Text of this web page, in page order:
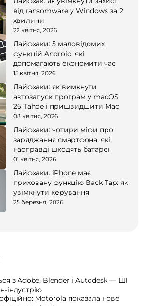
від ransomware у Windows за 2
хвилини
22 квітня, 2026
Лайфхаки: 5 маловідомих
функцій Android, які
допомагають економити час
15 квітня, 2026
Лайфхаки: як вимкнути
автозапуск програм у macOS
26 Tahoe і пришвидшити Mac
08 квітня, 2026
Лайфхаки: чотири міфи про
заряджання смартфона, які
насправді шкодять батареї
01 квітня, 2026
Лайфхаки. iPhone має
приховану функцію Back Tap: як
увімкнути керування
25 березня, 2026
з Adobe, Blender і Autodesk — ШІ
індустрію
Motorola показала нове